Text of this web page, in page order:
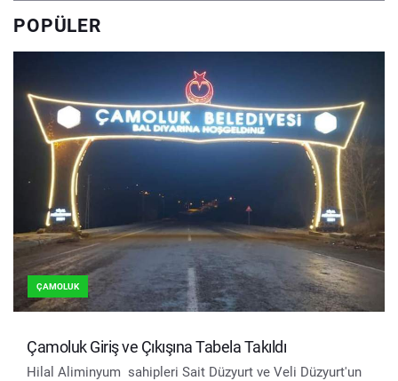
POPÜLER
ÇAMOLUK
Çamoluk Giriş ve Çıkışına Tabela Takıldı
Hilal Aliminyum sahipleri Sait Düzyurt ve Veli Düzyurt'un